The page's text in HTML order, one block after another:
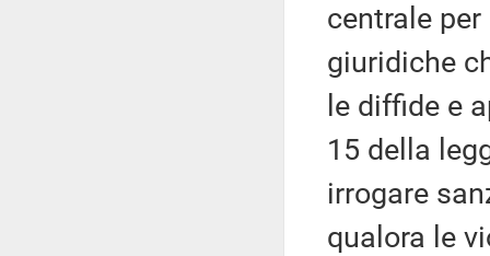
centrale
giuridiche
le diffide e
15 della
irrogare
qualora le